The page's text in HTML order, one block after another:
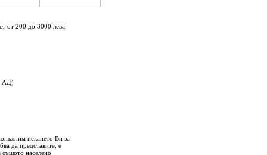
от 200 до 3000 лева.
АД)
искането Ви за
да представите, е
населено